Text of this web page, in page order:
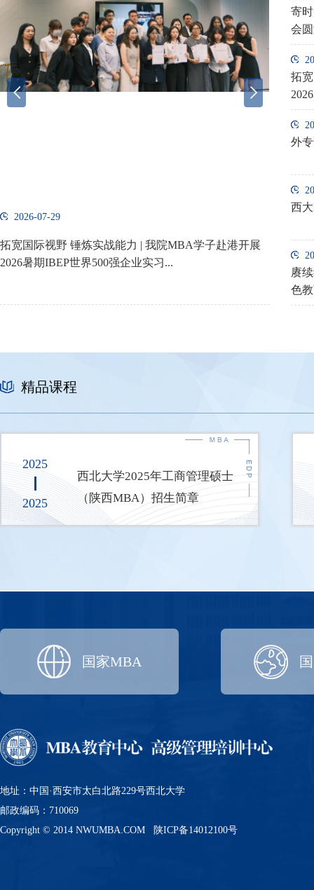
Previous
2026-07-29
拓宽国际视野 锤炼实战能力 | 我院MBA学子赴港开展
2026暑期IBEP世界500强企业实习...
Next
寄
会
拓
外
西
赓
色
16
07
11
07月
项目介绍 | 西北大学经济管理学院科创MB... 10
07
26
06
06月
16
11 西北大学2026级国家MBA微信群二维码 11
06
02
06
02
06月
西大MBA分享“荟”| 聚焦数智人才与产才... 24
05
14
04
03月
24
17 校友面对面｜王鹏：AI在企业战略中的定位 16
12
精品课程
2025
2025
西北大学2025年工商管理硕士
（陕西MBA）招生简章
国家MBA
地址：中国·西安市太白北路229号西北大学
邮政编码：710069
Copyright © 2014 NWUMBA.COM
陕ICP备14012100号